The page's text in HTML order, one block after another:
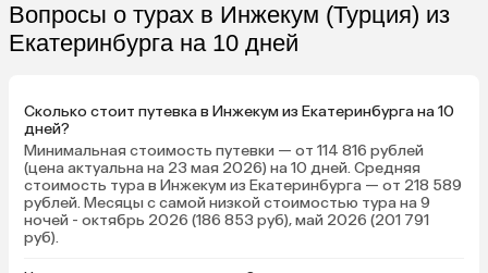
Вопросы о турах в Инжекум (Турция) из
Екатеринбурга на 10 дней
Сколько стоит путевка в Инжекум из Екатеринбурга на 10
дней?
Минимальная стоимость путевки — от 114 816 рублей
(цена актуальна на 23 мая 2026) на 10 дней. Средняя
стоимость тура в Инжекум из Екатеринбурга — от 218 589
рублей. Месяцы с самой низкой стоимостью тура на 9
ночей - октябрь 2026 (186 853 руб), май 2026 (201 791
руб).